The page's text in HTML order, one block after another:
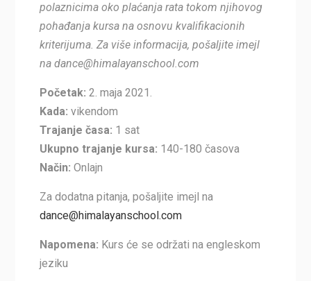
polaznicima oko plaćanja rata tokom njihovog
pohađanja kursa na osnovu kvalifikacionih
kriterijuma. Za više informacija, pošaljite imejl
na dance@himalayanschool.com
Početak: 2. maja 2021.
Kada: vikendom
Trajanje časa: 1 sat
Ukupno trajanje kursa: 140-180 časova
Način: Onlajn
Za dodatna pitanja, pošaljite imejl na
dance@himalayanschool.com
Napomena: Kurs će se održati na engleskom
jeziku